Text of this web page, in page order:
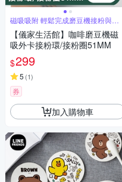
磁吸吸附 輕鬆完成磨豆機接粉與撥
粉
【儀家生活館】咖啡磨豆機磁
吸外卡接粉環/接粉圈51MM
$299
5 (1)
券
加入購物車